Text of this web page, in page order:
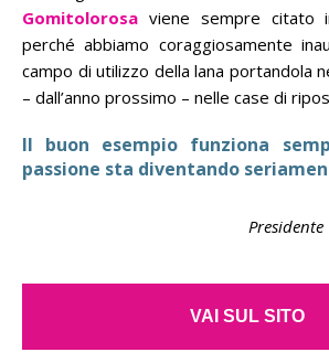
Gomitolorosa viene sempre citato
perché abbiamo coraggiosamente
campo di utilizzo della lana portandola
– dall’anno prossimo – nelle case di
Il buon esempio funziona
passione sta diventando
VAI SUL SITO